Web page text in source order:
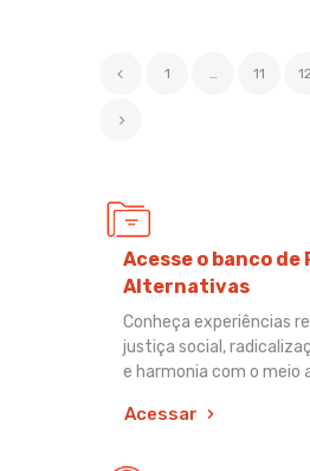
1 … 11 12
Acesse o banco
Alternativas
Conheça experiências
justiça social,
e harmonia com o meio
Acessar